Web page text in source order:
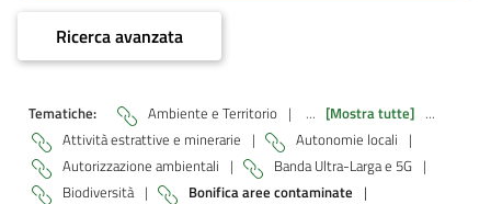
Ricerca avanzata
Tematiche: Ambiente e Territorio | ... [Mostra tutte] ...
Attività estrattive e minerarie | Autonomie locali |
Autorizzazione ambientali | Banda Ultra-Larga e 5G |
Biodiversità | Bonifica aree contaminate |